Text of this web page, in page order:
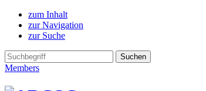
zum Inhalt
zur Navigation
zur Suche
Members